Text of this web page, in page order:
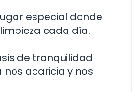
especial donde
cada día.
de tranquilidad
acaricia y nos